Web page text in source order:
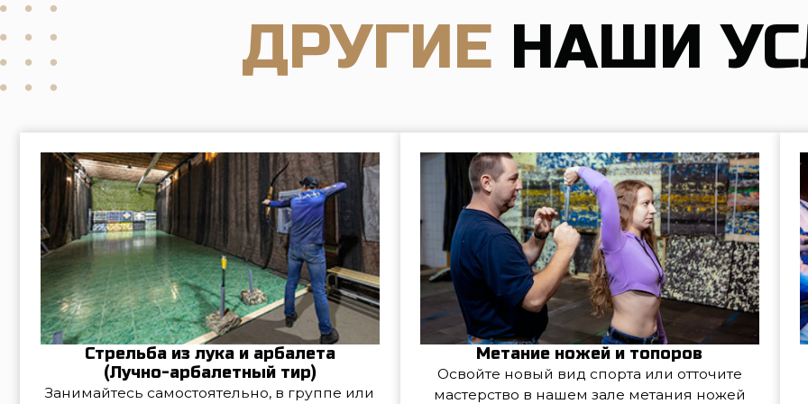
(Лучно-арбалетный тир)
Занимайтесь самостоятельно, в группе или
индивидуально с тренером
Освойте новый вид спорта или отточите
мастерство в нашем зале метания ножей
Проводим
Подарочные сертификаты
Закажите электронный сертификат с
моментальной отправкой PDF на
электронную почту или доставку
пластиковой карты на дом
Корпоративные мероприятия
Хотите провести у нас какое-то
мероприятие? Переходитепо этой ссылке.